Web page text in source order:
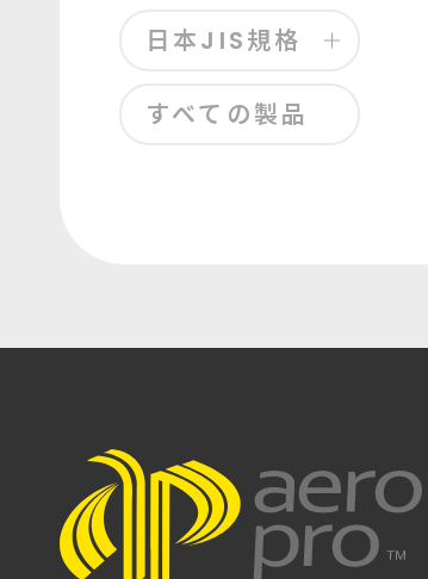
日本JIS規格
すべての製品